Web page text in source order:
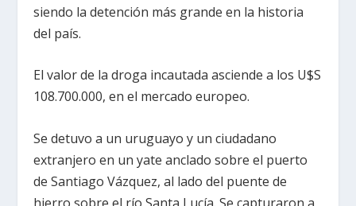
siendo la detención más grande en la historia
del país.
El valor de la droga incautada asciende a los U$S
108.700.000, en el mercado europeo.
Se detuvo a un uruguayo y un ciudadano
extranjero en un yate anclado sobre el puerto
de Santiago Vázquez, al lado del puente de